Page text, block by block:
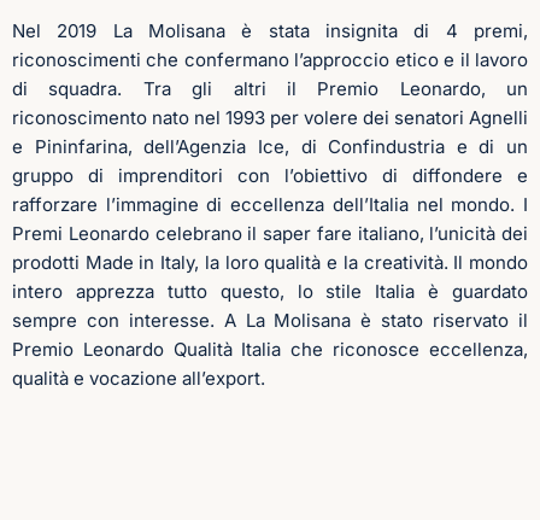
Nel 2019 La Molisana è stata insignita di 4 premi,
riconoscimenti che confermano l’approccio etico e il lavoro
di squadra. Tra gli altri il Premio Leonardo, un
riconoscimento nato nel 1993 per volere dei senatori Agnelli
e Pininfarina, dell’Agenzia Ice, di Confindustria e di un
gruppo di imprenditori con l’obiettivo di diffondere e
rafforzare l’immagine di eccellenza dell’Italia nel mondo. I
Premi Leonardo celebrano il saper fare italiano, l’unicità dei
prodotti Made in Italy, la loro qualità e la creatività. Il mondo
intero apprezza tutto questo, lo stile Italia è guardato
sempre con interesse. A La Molisana è stato riservato il
Premio Leonardo Qualità Italia che riconosce eccellenza,
qualità e vocazione all’export.